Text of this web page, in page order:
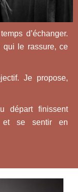
d’échanger.
qui le rassure, ce
Je propose,
départ finissent
et se sentir en